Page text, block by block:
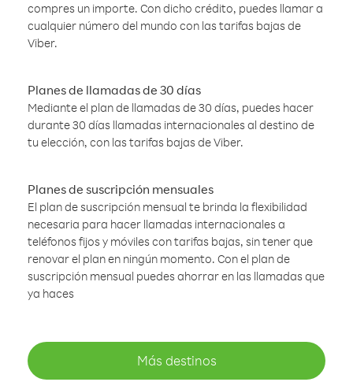
compres un importe. Con dicho crédito, puedes llamar a
cualquier número del mundo con las tarifas bajas de
Viber.
Planes de llamadas de 30 días
Mediante el plan de llamadas de 30 días, puedes hacer
durante 30 días llamadas internacionales al destino de
tu elección, con las tarifas bajas de Viber.
Planes de suscripción mensuales
El plan de suscripción mensual te brinda la flexibilidad
necesaria para hacer llamadas internacionales a
teléfonos fijos y móviles con tarifas bajas, sin tener que
renovar el plan en ningún momento. Con el plan de
suscripción mensual puedes ahorrar en las llamadas que
ya haces
Más destinos